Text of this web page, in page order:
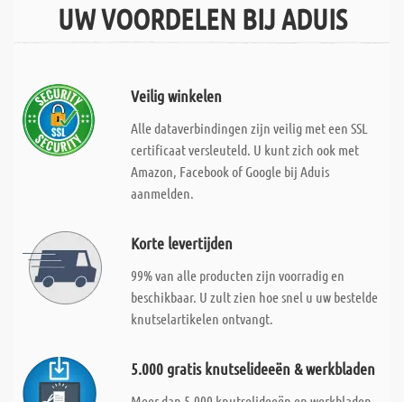
UW VOORDELEN BIJ ADUIS
Veilig winkelen
Alle dataverbindingen zijn veilig met een SSL
certificaat versleuteld. U kunt zich ook met
Amazon, Facebook of Google bij Aduis
aanmelden.
Korte levertijden
99% van alle producten zijn voorradig en
beschikbaar. U zult zien hoe snel u uw bestelde
knutselartikelen ontvangt.
5.000 gratis knutselideeën & werkbladen